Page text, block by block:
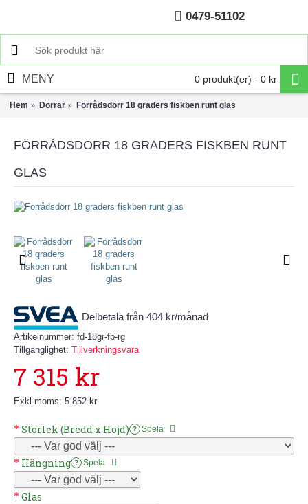
0479-51102
0 produkt(er) - 0 kr
MENY
Hem Dörrar Förrådsdörr 18 graders fiskben runt glas
FÖRRÅDSDÖRR 18 GRADERS FISKBEN RUNT
GLAS
Delbetala från 404 kr/månad
Artikelnummer: fd-18gr-fb-rg
Tillgänglighet: Tillverkningsvara
7 315 kr
Exkl moms: 5 852 kr
Storlek (Bredd x Höjd) ? Spela
Hängning ? Spela
Glas